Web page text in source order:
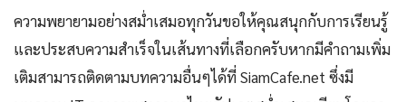
ความพยายามอย่างสม่ำเสมอทุกวันขอให้คุณสนุกกับการเรียนรู้
และประสบความสำเร็จในเส้นทางที่เลือกครับหากมีคำถามเพิ่ม
เติมสามารถติดตามบทความอื่นๆได้ที่ SiamCafe.net ซึ่งมี